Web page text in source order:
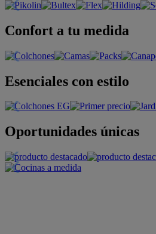
Confort a tu medida
Esenciales con estilo
Oportunidades únicas